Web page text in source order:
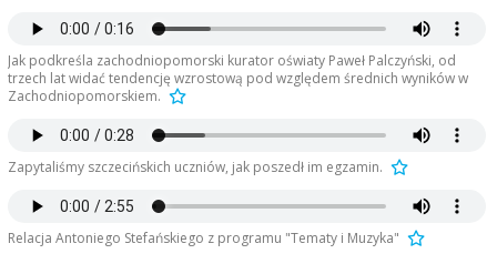
Jak podkreśla zachodniopomorski kurator oświaty Paweł Palczyński, od
trzech lat widać tendencję wzrostową pod względem średnich wyników w
Zachodniopomorskiem.
Zapytaliśmy szczecińskich uczniów, jak poszedł im egzamin.
Relacja Antoniego Stefańskiego z programu "Tematy i Muzyka"